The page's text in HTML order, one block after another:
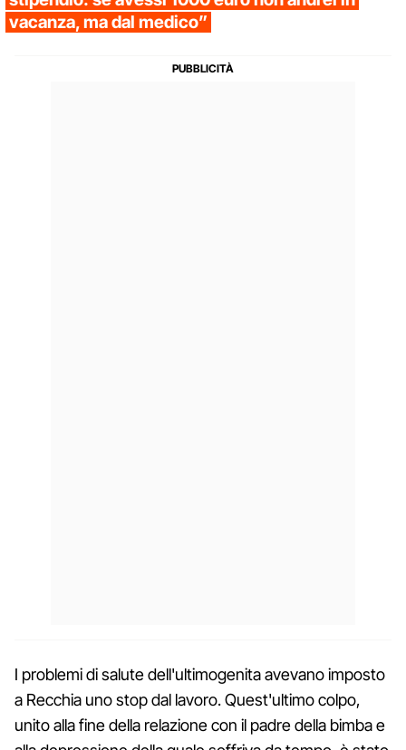
vacanza, ma dal medico”
I problemi di salute dell'ultimogenita avevano imposto
a Recchia uno stop dal lavoro. Quest'ultimo colpo,
unito alla fine della relazione con il padre della bimba e